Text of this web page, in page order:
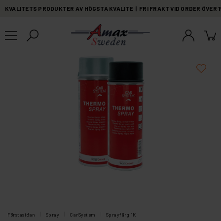
KVALITETS PRODUKTER AV HÖGSTA KVALITE | FRI FRAKT VID ORDER
Förstasidan Spray CarSystem Sprayfärg 1K